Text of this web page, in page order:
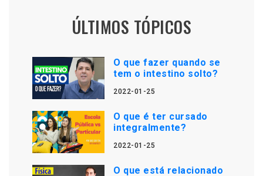
ÚLTIMOS TÓPICOS
O que fazer quando se
tem o intestino solto?
2022-01-25
O que é ter cursado
integralmente?
2022-01-25
O que está relacionado